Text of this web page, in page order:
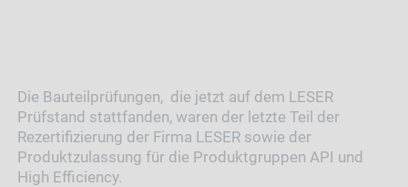
Die Bauteilprüfungen, die jetzt auf dem LESER
Prüfstand stattfanden, waren der letzte Teil der
Rezertifizierung der Firma LESER sowie der
Produktzulassung für die Produktgruppen API und
High Efficiency.